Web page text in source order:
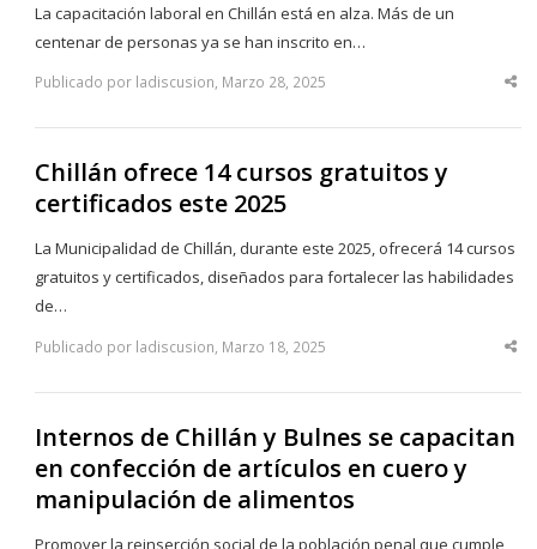
La capacitación laboral en Chillán está en alza. Más de un
centenar de personas ya se han inscrito en…
Publicado por ladiscusion, Marzo 28, 2025
Chillán ofrece 14 cursos gratuitos y
certificados este 2025
La Municipalidad de Chillán, durante este 2025, ofrecerá 14 cursos
gratuitos y certificados, diseñados para fortalecer las habilidades
de…
Publicado por ladiscusion, Marzo 18, 2025
Internos de Chillán y Bulnes se capacitan
en confección de artículos en cuero y
manipulación de alimentos
Promover la reinserción social de la población penal que cumple